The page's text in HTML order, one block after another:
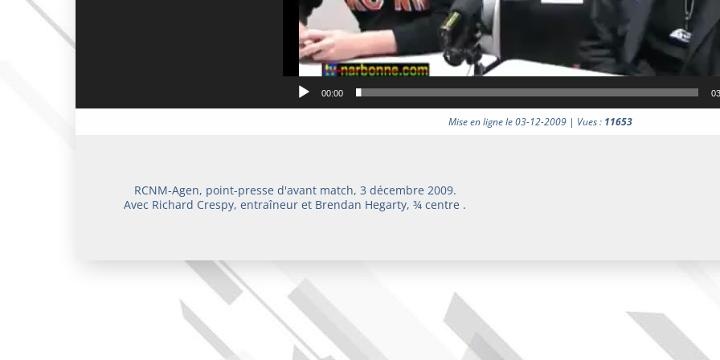
00:00
Mise en ligne le 03-12-2009 | Vues : 11653
RCNM-Agen, point-presse d'avant match, 3 décembre 2009.
Avec Richard Crespy, entraîneur et Brendan Hegarty, ¾ centre .